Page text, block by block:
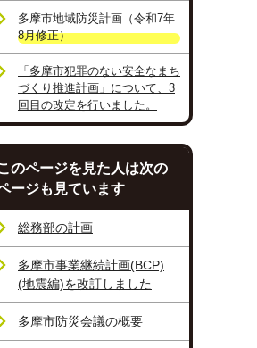
多摩市地域防災計画（令和7年
8月修正）
「多摩市犯罪のない安全なまち
づくり推進計画」について、3
回目の改定を行いました。
のページを見た人は次の
ージも見ています
総務部の計画
多摩市事業継続計画(BCP)
(地震編)を改訂しました
多摩市防災会議の概要